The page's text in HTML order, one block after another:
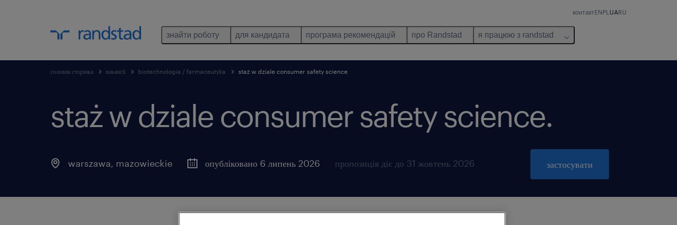
контактENPL UARU
знайти роботу для кандидата програма рекомендацій про Randstad я працюю з randstad
головна сторінка вакансії biotechnologia / farmaceutyka staż w dziale consumer safety science
staż w dziale consumer safety science.
warszawa, mazowieckie опубліковано 6 липень 2026 пропозиція діє до 31 жовтень 2026 застосувати